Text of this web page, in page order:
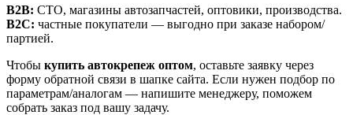
B2B: СТО, магазины автозапчастей, оптовики, производства.
B2C: частные покупатели — выгодно при заказе набором/
партией.
Чтобы купить автокрепеж оптом, оставьте заявку через
форму обратной связи в шапке сайта. Если нужен подбор по
параметрам/аналогам — напишите менеджеру, поможем
собрать заказ под вашу задачу.